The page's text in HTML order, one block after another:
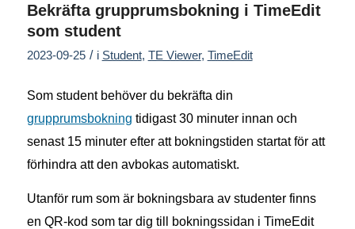
Bekräfta grupprumsbokning i TimeEdit
som student
2023-09-25 / i Student, TE Viewer, TimeEdit
Som student behöver du bekräfta din
grupprumsbokning tidigast 30 minuter innan och
senast 15 minuter efter att bokningstiden startat för att
förhindra att den avbokas automatiskt.
Utanför rum som är bokningsbara av studenter finns
en QR-kod som tar dig till bokningssidan i TimeEdit